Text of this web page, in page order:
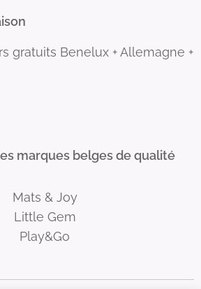
gratuits Benelux + Allemagne +
marques belges de qualité
Mats & Joy
Little Gem
Play&Go